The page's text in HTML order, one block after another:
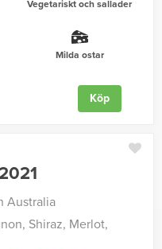
Vegetariskt och sallader
Milda ostar
Köp
Australia
Shiraz, Merlot,